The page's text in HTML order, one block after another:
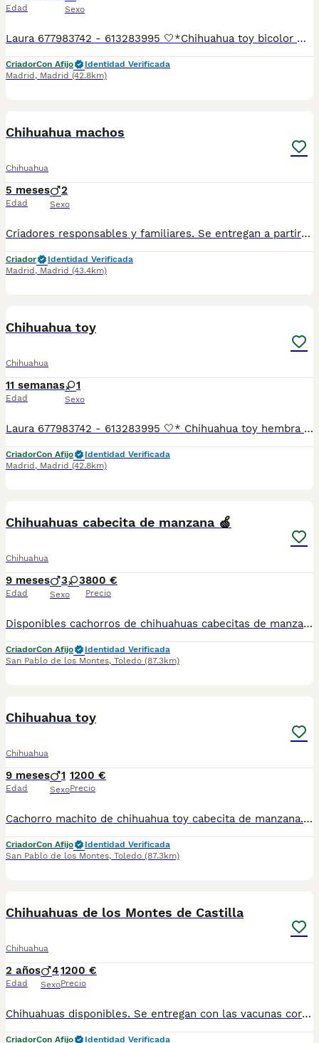
Edad Sexo
Laura 677983742 - 613283995 🤍*Chihuahua toy bicolor muy pequeñina la cachorrita es la de las fotos *🤍 ¿Buscas un nuevo compañero para tu hogar? ❤️ Tenemos preciosos cachorros listos para encontrar una familia responsable. ✅ Vacunados ✅ Desparasitados ✅ Cartilla sanitaria ✅ Garantías incluidas ✅ Máxima atención y cuidado Se hacen envíos a toda España: Andalucía: Almería, Cádiz, Córdoba, Granada, Huelva, Jaén, Málaga, Sevilla.Aragón: Huesca, Teruel, Zaragoza.Asturias: Oviedo.Baleares: Palma.Canarias: Las Palmas de Gran Canaria, Santa Cruz de Tenerife.Cantabria: Santander.Castilla-La Mancha: Albacete, Ciudad Real, Cuenca, Guadalajara, Toledo.Castilla y León: Ávila, Burgos, León, Palencia, Salamanca, Segovia, Soria, Valladolid, Zamora.Cataluña: Barcelona, Gerona (Girona), Lérida (Lleida), Tarragona.Comunidad Valenciana: Alicante, Castellón de la Plana, Valencia.Extremadura: Badajoz, Cáceres.Galicia: La Coruña (A Coruña), Lugo, Orense (Ourense), Pontevedra.La Rioja: Logroño.Madrid: Madrid.Murcia: Murcia.Navarra: Pamplona.País Vasco: Bilbao (Vizcaya), San Sebastián (Guipúzcoa), Vitoria (Álava). 🐾 Cachorros sanos, sociables y criados con mucho cariño. 📲 ¡Pregunta sin compromiso por disponibilidad, fotos y precios por mensaje privado!
CriadorCon Afijo
Identidad Verificada
Madrid , Madrid (42.8km)
Chihuahua machos
Chihuahua
5 meses
Edad
2
Sexo
Criadores responsables y familiares. Se entregan a partir de 2 meses de edad y sus vacunas correspondientes, desparasitados. Todos los cachorros son descendientes de las mejores líneas nacionales. Se entregan en toda España con transporte de alta calidad preparado para animales, van en vehículo climatizado con chófer particular a cargo del comprador. Si tienes dudas o consultas sobre la raza, podemos resolver tus dudas por whats app ;) Abogamos por una cría nacional (no en países del este) en un ambiente familiar con personas con vocación en una cría ética y responsable, y que por encima de todo, aman a los animales Teléfono / Whats app: 641 92 23 90
Criador
Identidad Verificada
Madrid , Madrid (43.4km)
Chihuahua toy
Chihuahua
11 semanas
Edad
1
Sexo
Laura 677983742 - 613283995 🤍* Chihuahua toy hembra la cachorrita es la de las fotos *🤍 ¿Buscas un nuevo compañero para tu hogar? ❤️ Tenemos preciosos cachorros listos para encontrar una familia responsable. ✅ Vacunados ✅ Desparasitados ✅ Cartilla sanitaria ✅ Garantías incluidas ✅ Máxima atención y cuidado Se hacen envíos a toda España: Andalucía: Almería, Cádiz, Córdoba, Granada, Huelva, Jaén, Málaga, Sevilla.Aragón: Huesca, Teruel, Zaragoza.Asturias: Oviedo.Baleares: Palma.Canarias: Las Palmas de Gran Canaria, Santa Cruz de Tenerife.Cantabria: Santander.Castilla-La Mancha: Albacete, Ciudad Real, Cuenca, Guadalajara, Toledo.Castilla y León: Ávila, Burgos, León, Palencia, Salamanca, Segovia, Soria, Valladolid, Zamora.Cataluña: Barcelona, Gerona (Girona), Lérida (Lleida), Tarragona.Comunidad Valenciana: Alicante, Castellón de la Plana, Valencia.Extremadura: Badajoz, Cáceres.Galicia: La Coruña (A Coruña), Lugo, Orense (Ourense), Pontevedra.La Rioja: Logroño.Madrid: Madrid.Murcia: Murcia.Navarra: Pamplona.País Vasco: Bilbao (Vizcaya), San Sebastián (Guipúzcoa), Vitoria (Álava). 🐾 Cachorros sanos, sociables y criados con mucho cariño. 📲 ¡Pregunta sin compromiso por disponibilidad, fotos y precios por mensaje privado!
CriadorCon Afijo
Identidad Verificada
Madrid , Madrid (42.8km)
Chihuahuas cabecita de manzana 🍏
Chihuahua
9 meses
Edad
3 3
Sexo
800 €
Precio
Disponibles cachorros de chihuahuas cabecitas de manzana. Se entregan a partir de los 2 meses de edad con 2 vacunas, 2 desparasitaciones y la inscripción del pedigree de la R.S.C.E con afijo de los Montes de Castilla. Más información de fotos y vídeos de los cachorritos disponibles al número de teléfono 649305707
CriadorCon Afijo
Identidad Verificada
San Pablo de los Montes, Toledo (87.3km)
Chihuahua toy
Chihuahua
9 meses
Edad
1
Sexo
1200 €
Precio
Cachorro machito de chihuahua toy cabecita de manzana. Se entrega con 2 vacunas, 2 desparasitaciones y la inscripción del pedigree de la R.S.C.E. Hago entregas en Toledo capital y Madrid o también se puede venir a recogerlo en persona en nuestras instalaciones en Toledo y ver a los padres. Más información y vídeos al 649305707
CriadorCon Afijo
Identidad Verificada
San Pablo de los Montes, Toledo (87.3km)
Chihuahuas de los Montes de Castilla
Chihuahua
2 años
Edad
4
Sexo
1200 €
Precio
Chihuahuas disponibles. Se entregan con las vacunas correspondientes a su edad, desparasitados y la inscripción del pedigrí de la R.S.C.E con afijo de los Montes de Castilla. Codigo de explotación ES451500000153. Consulta los perritos que hay disponibles en el 649305707 y te paso información y fotos por whatsapp
CriadorCon Afijo Identidad Verificada